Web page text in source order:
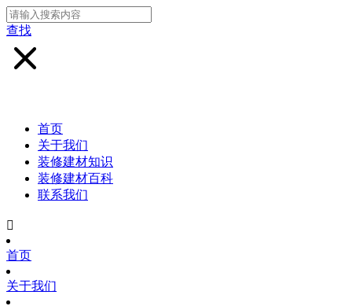
查找
首页
关于我们
装修建材知识
装修建材百科
联系我们

首页
关于我们